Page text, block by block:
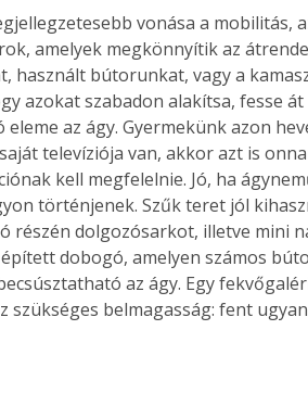
vagy
is
Bárhol,
élve
az
A
vonása a mobilitás,
amelyek megkönnyítik az
használt bútorunkat, vagy a
azokat szabadon alakítsa, fesse
eleme az ágy. Gyermekünk azon
televíziója van, akkor azt is
kell megfelelnie. Jó, ha
történjenek. Szűk teret jól
részén dolgozósarkot, illetve mini
dobogó, amelyen számos
az ágy. Egy
szükséges belmagasság: fent